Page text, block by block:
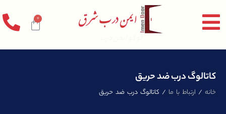
0
کاتالوگ درب ضد حریق
خانه / ارتباط با ما / کاتالوگ درب ضد حریق